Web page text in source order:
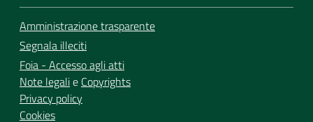
Amministrazione trasparente
Segnala illeciti
Foia - Accesso agli atti
Note legalie Copyrights
Privacy policy
Cookies